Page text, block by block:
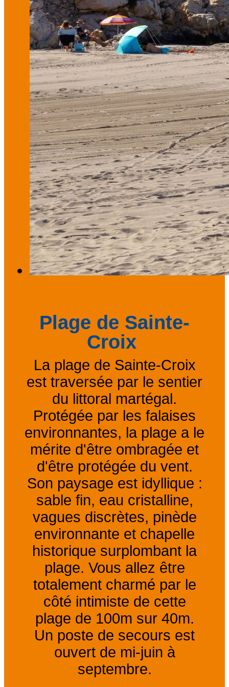
Plage de Sainte-
Croix
La plage de Sainte-Croix
est traversée par le sentier
du littoral martégal.
Protégée par les falaises
environnantes, la plage a le
mérite d'être ombragée et
d'être protégée du vent.
Son paysage est idyllique :
sable fin, eau cristalline,
vagues discrètes, pinède
environnante et chapelle
historique surplombant la
plage. Vous allez être
totalement charmé par le
côté intimiste de cette
plage de 100m sur 40m.
Un poste de secours est
ouvert de mi-juin à
septembre.